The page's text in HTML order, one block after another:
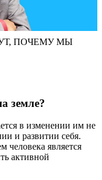
ПОЧЕМУ МЫ
земле?
в изменении им не
и развитии себя.
является
активной